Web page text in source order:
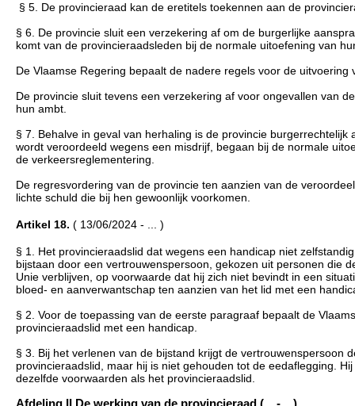
§ 5. De provincieraad kan de eretitels toekennen aan de
§ 6. De provincie sluit een verzekering af om de burgerlijke
komt van de provincieraadsleden bij de normale uitoefening van
De Vlaamse Regering bepaalt de nadere regels voor de uitvoering
De provincie sluit tevens een verzekering af voor ongevallen van
hun ambt.
§ 7. Behalve in geval van herhaling is de provincie
wordt veroordeeld wegens een misdrijf, begaan bij de normale
de verkeersreglementering.
De regresvordering van de provincie ten aanzien van de
lichte schuld die bij hen gewoonlijk voorkomen.
Artikel 18. ( 13/06/2024 - ... )
§ 1. Het provincieraadslid dat wegens een handicap niet
bijstaan door een vertrouwenspersoon, gekozen uit personen die
Unie verblijven, op voorwaarde dat hij zich niet bevindt in een
bloed- en aanverwantschap ten aanzien van het lid met een
§ 2. Voor de toepassing van de eerste paragraaf bepaalt de
provincieraadslid met een handicap.
§ 3. Bij het verlenen van de bijstand krijgt de vertrouwenspersoon
provincieraadslid, maar hij is niet gehouden tot de eedaflegging.
dezelfde voorwaarden als het provincieraadslid.